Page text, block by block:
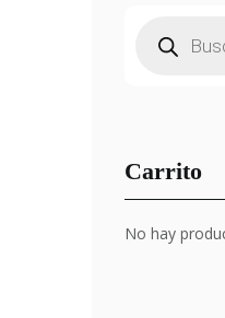
productos
Carrito
No hay